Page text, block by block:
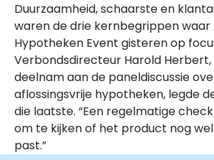
Duurzaamheid, schaarste en
waren de drie kernbegrippen waar
Hypotheken Event gisteren op
Verbondsdirecteur Harold Herbert,
deelnam aan de paneldiscussie
aflossingsvrije hypotheken, legde
die laatste. “Een regelmatige
om te kijken of het product nog
past.”